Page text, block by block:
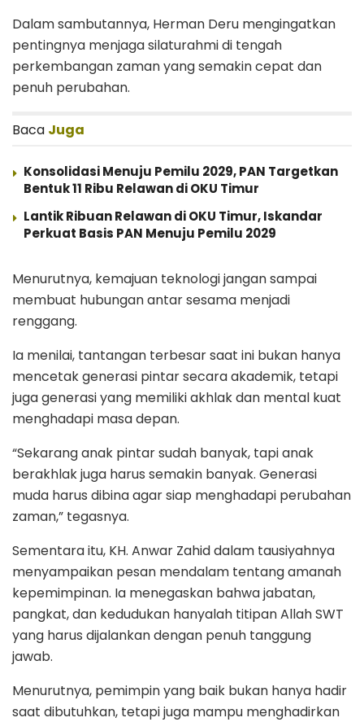
Dalam sambutannya, Herman Deru mengingatkan
pentingnya menjaga silaturahmi di tengah
perkembangan zaman yang semakin cepat dan
penuh perubahan.
Baca Juga
Konsolidasi Menuju Pemilu 2029, PAN Targetkan
Bentuk 11 Ribu Relawan di OKU Timur
Lantik Ribuan Relawan di OKU Timur, Iskandar
Perkuat Basis PAN Menuju Pemilu 2029
Menurutnya, kemajuan teknologi jangan sampai
membuat hubungan antar sesama menjadi
renggang.
Ia menilai, tantangan terbesar saat ini bukan hanya
mencetak generasi pintar secara akademik, tetapi
juga generasi yang memiliki akhlak dan mental kuat
menghadapi masa depan.
“Sekarang anak pintar sudah banyak, tapi anak
berakhlak juga harus semakin banyak. Generasi
muda harus dibina agar siap menghadapi perubahan
zaman,” tegasnya.
Sementara itu, KH. Anwar Zahid dalam tausiyahnya
menyampaikan pesan mendalam tentang amanah
kepemimpinan. Ia menegaskan bahwa jabatan,
pangkat, dan kedudukan hanyalah titipan Allah SWT
yang harus dijalankan dengan penuh tanggung
jawab.
Menurutnya, pemimpin yang baik bukan hanya hadir
saat dibutuhkan, tetapi juga mampu menghadirkan